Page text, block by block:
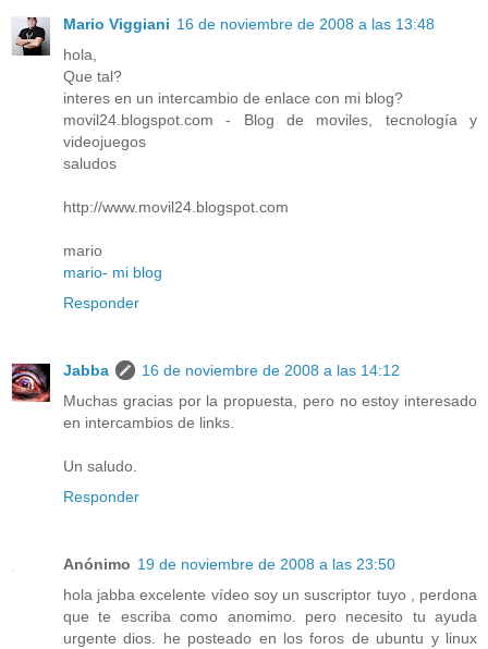
Mario Viggiani 16 de noviembre de 2008 a las 13:48
hola,
Que tal?
interes en un intercambio de enlace con mi blog?
movil24.blogspot.com - Blog de moviles, tecnología y
videojuegos
saludos
http://www.movil24.blogspot.com
mario
mario- mi blog
Responder
Jabba
16 de noviembre de 2008 a las 14:12
Muchas gracias por la propuesta, pero no estoy interesado
en intercambios de links.
Un saludo.
Responder
Anónimo 19 de noviembre de 2008 a las 23:50
hola jabba excelente vídeo soy un suscriptor tuyo , perdona
que te escriba como anomimo. pero necesito tu ayuda
urgente dios. he posteado en los foros de ubuntu y linux